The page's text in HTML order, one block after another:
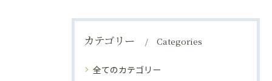
カテゴリー Categories
全てのカテゴリー